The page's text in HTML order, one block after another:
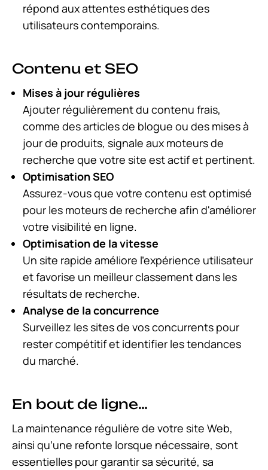
répond aux attentes esthétiques des
utilisateurs contemporains.
Contenu et SEO
Mises à jour régulières
Ajouter régulièrement du contenu frais,
comme des articles de blogue ou des mises à
jour de produits, signale aux moteurs de
recherche que votre site est actif et pertinent.
Optimisation SEO
Assurez-vous que votre contenu est optimisé
pour les moteurs de recherche afin d'améliorer
votre visibilité en ligne.
Optimisation de la vitesse
Un site rapide améliore l'expérience utilisateur
et favorise un meilleur classement dans les
résultats de recherche.
Analyse de la concurrence
Surveillez les sites de vos concurrents pour
rester compétitif et identifier les tendances
du marché.
En bout de ligne…
La maintenance régulière de votre site Web,
ainsi qu’une refonte lorsque nécessaire, sont
essentielles pour garantir sa sécurité, sa